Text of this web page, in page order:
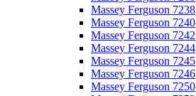
Massey Ferguson 7238
Massey Ferguson 7240
Massey Ferguson 7242
Massey Ferguson 7244
Massey Ferguson 7245
Massey Ferguson 7246
Massey Ferguson 7250